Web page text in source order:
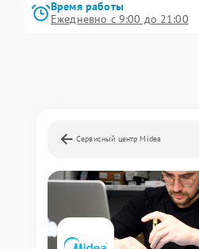
Время работы
Ежедневно с 9:00 до 21:00
Сервисный центр Midea